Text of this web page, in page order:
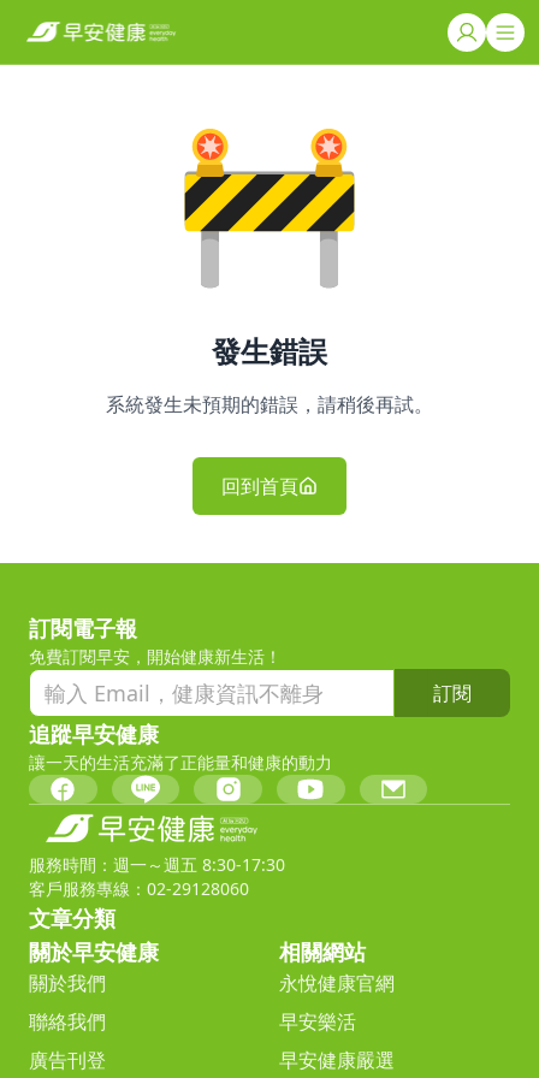
發生錯誤
系統發生未預期的錯誤，請稍後再試。
回到首頁
訂閱電子報
免費訂閱早安，開始健康新生活！
訂閱
追蹤早安健康
讓一天的生活充滿了正能量和健康的動力
服務時間：週一～週五 8:30-17:30
客戶服務專線：02-29128060
文章分類
關於早安健康
關於我們
聯絡我們
廣告刊登
相關網站
永悅健康官網
早安樂活
早安健康嚴選